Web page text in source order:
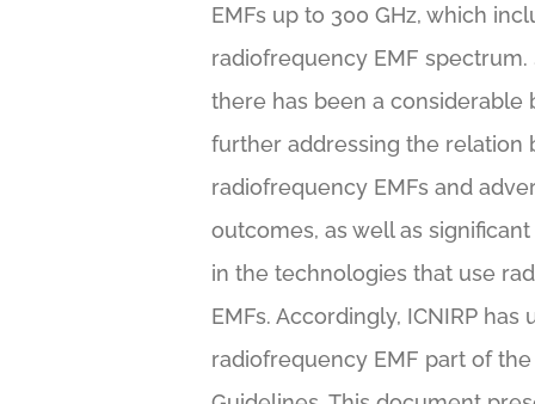
EMFs up to 300 GHz, which
radiofrequency EMF spectrum.
there has been a considerable
further addressing the relation
radiofrequency EMFs and
outcomes, as well as
in the technologies that use
EMFs. Accordingly, ICNIRP has
radiofrequency EMF part of the